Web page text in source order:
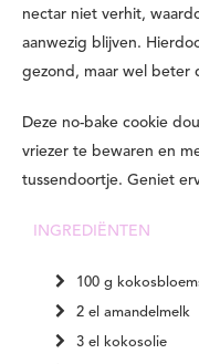
nectar niet verhit,
aanwezig blijven.
gezond, maar wel beter
Deze no-bake cookie
vriezer te bewaren en
tussendoortje. Geniet
INGREDIËNTEN
100 g
2 el amandelmelk
3 el kokosolie